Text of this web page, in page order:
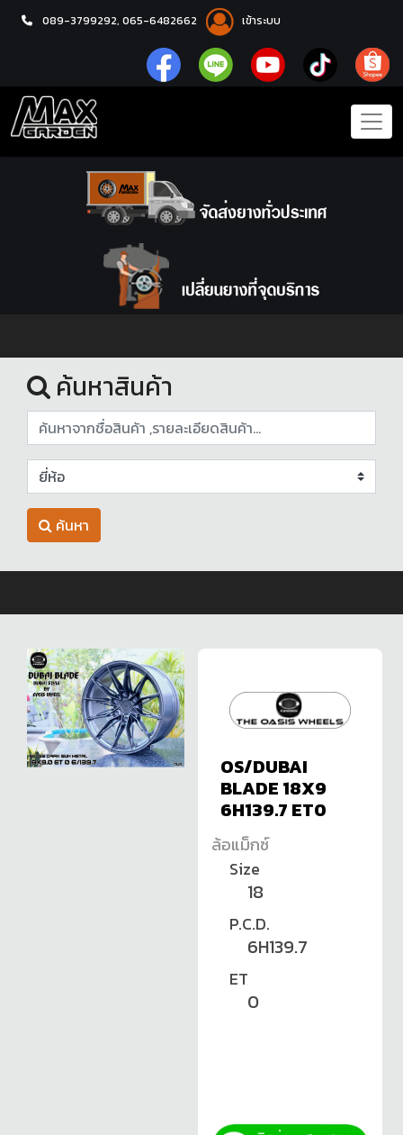
089-3799292, 065-6482662 เข้าระบบ
หน้าแรก
ค้นหาสินค้า
ค้นหา
OS/DUBAI
BLADE 18X9
6H139.7 ET0
ล้อแม็กซ์
Size
18
P.C.D.
6H139.7
ET
0